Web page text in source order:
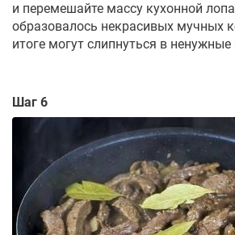
и перемешайте массу кухонной
образовалось некрасивых мучных
итоге могут слипнуться в ненужные
Шаг 6